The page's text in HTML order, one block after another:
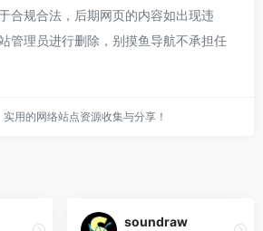
合规合法，后期网页的内容如出现违
管理员进行删除，别摸鱼导航不承担任
用的网络站点资源收集与分享！
soundraw